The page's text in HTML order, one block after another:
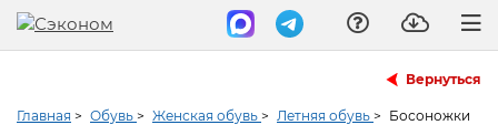
Вернуться
Главная > Обувь > Женская обувь > Летняя обувь > Босоножки